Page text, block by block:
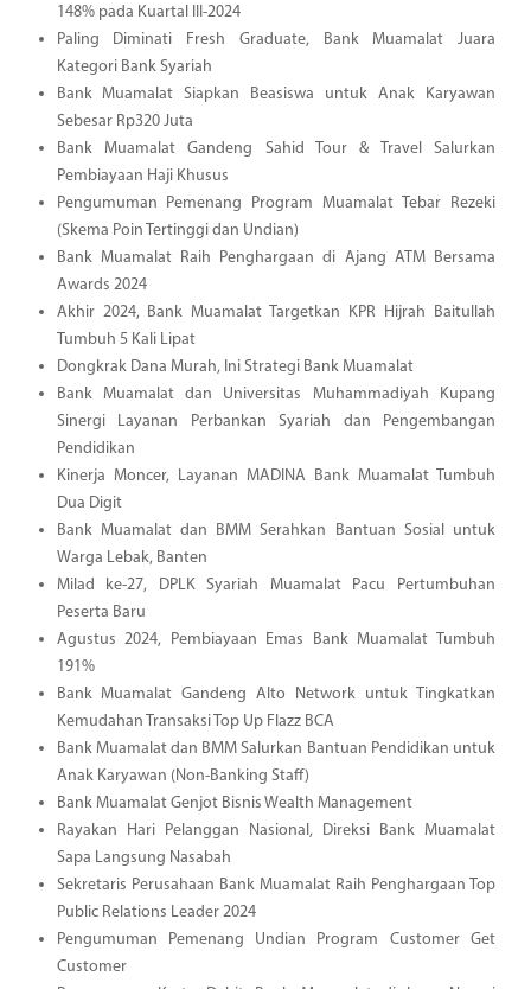
148% pada Kuartal III-2024
Paling Diminati Fresh Graduate, Bank Muamalat Juara
Kategori Bank Syariah
Bank Muamalat Siapkan Beasiswa untuk Anak Karyawan
Sebesar Rp320 Juta
Bank Muamalat Gandeng Sahid Tour & Travel Salurkan
Pembiayaan Haji Khusus
Pengumuman Pemenang Program Muamalat Tebar Rezeki
(Skema Poin Tertinggi dan Undian)
Bank Muamalat Raih Penghargaan di Ajang ATM Bersama
Awards 2024
Akhir 2024, Bank Muamalat Targetkan KPR Hijrah Baitullah
Tumbuh 5 Kali Lipat
Dongkrak Dana Murah, Ini Strategi Bank Muamalat
Bank Muamalat dan Universitas Muhammadiyah Kupang
Sinergi Layanan Perbankan Syariah dan Pengembangan
Pendidikan
Kinerja Moncer, Layanan MADINA Bank Muamalat Tumbuh
Dua Digit
Bank Muamalat dan BMM Serahkan Bantuan Sosial untuk
Warga Lebak, Banten
Milad ke-27, DPLK Syariah Muamalat Pacu Pertumbuhan
Peserta Baru
Agustus 2024, Pembiayaan Emas Bank Muamalat Tumbuh
191%
Bank Muamalat Gandeng Alto Network untuk Tingkatkan
Kemudahan Transaksi Top Up Flazz BCA
Bank Muamalat dan BMM Salurkan Bantuan Pendidikan untuk
Anak Karyawan (Non-Banking Staff)
Bank Muamalat Genjot Bisnis Wealth Management
Rayakan Hari Pelanggan Nasional, Direksi Bank Muamalat
Sapa Langsung Nasabah
Sekretaris Perusahaan Bank Muamalat Raih Penghargaan Top
Public Relations Leader 2024
Pengumuman Pemenang Undian Program Customer Get
Customer